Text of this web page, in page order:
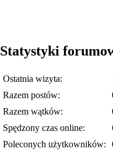
Statystyki
Ostatnia wizyta:
Razem postów:
Razem wątków:
Spędzony czas online:
Poleconych użytkowników: